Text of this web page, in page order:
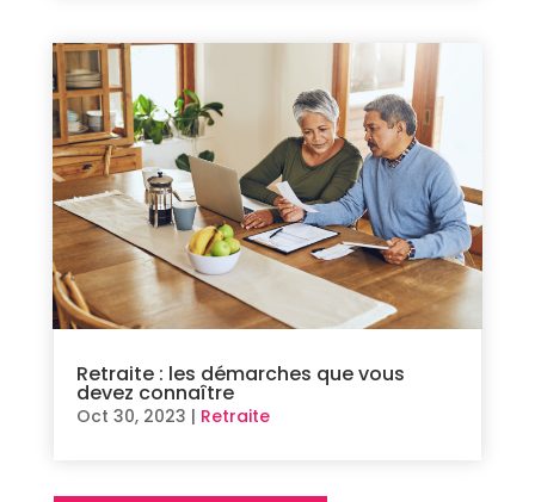
Retraite : les démarches que vous
devez connaître
Oct 30, 2023 | Retraite